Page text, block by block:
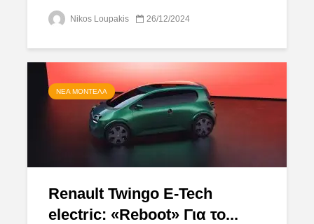
Nikos Loupakis 26/12/2024
ΝΈΑ ΜΟΝΤΈΛΑ
Renault Twingo E-Tech
electric: «Reboot» Για το...